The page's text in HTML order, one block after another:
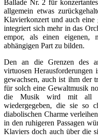
Ballade Nr. 2 für
allgemein etwas
Klavierkonzert und auch eine
integriert sich mehr in das
empor, als einen eigenen,
abhängigen Part zu bilden.
Den an die Grenzen des
virtuosen Herausforderungen
gewachsen, auch ist ihm der
für solch eine Gewaltmusik
die Musik wird mit all
wiedergegeben, die sie so
diabolischen Charme
in den ruhigeren Passagen
Klaviers doch auch über die